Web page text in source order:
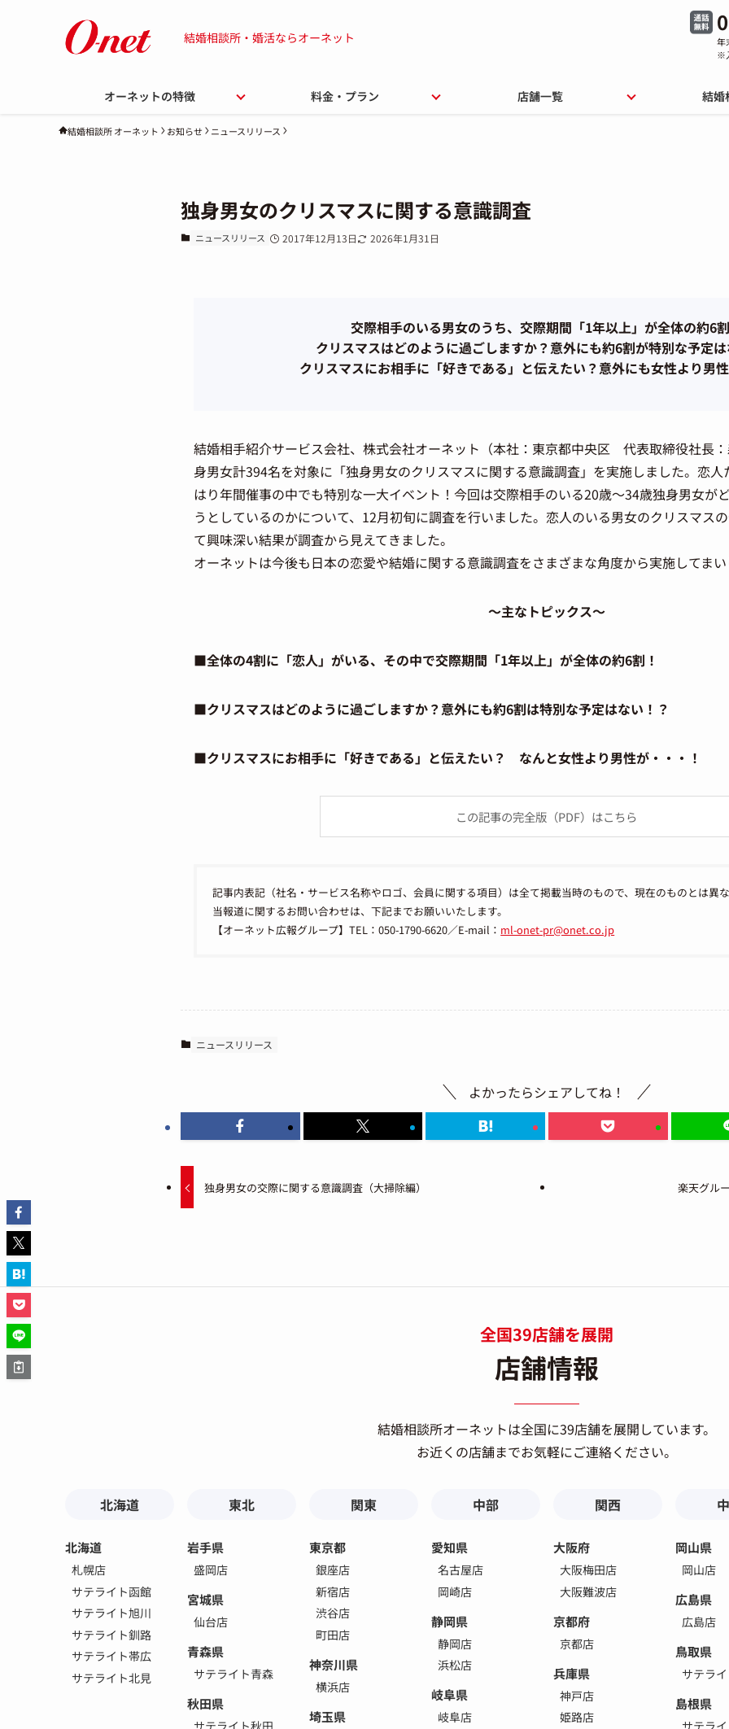
結婚相談所・婚活ならオーネット
年
※
オーネットの特徴 料金・プラン 店舗一覧 結婚
結婚相談所 オーネット お知らせ ニュースリリース
独身男女のクリスマスに関する意識調査
ニュースリリース 2017年12月13日 2026年1月31日
交際相手のいる男女のうち、交際期間「1年以上」が全体の約6割
クリスマスはどのように過ごしますか？意外にも約6割が特別な予定は
クリスマスにお相手に「好きである」と伝えたい？意外にも女性より男
結婚相手紹介サービス会社、株式会社オーネット（本社：東京都中央区 代表取締役社長
身男女計394名を対象に「独身男女のクリスマスに関する意識調査」を実施しました。恋
はり年間催事の中でも特別な一大イベント！今回は交際相手のいる20歳～34歳独身男女が
うとしているのかについて、12月初旬に調査を行いました。恋人のいる男女のクリスマス
て興味深い結果が調査から見えてきました。
オーネットは今後も日本の恋愛や結婚に関する意識調査をさまざまな角度から実施してまい
～主なトピックス～
■全体の4割に「恋人」がいる、その中で交際期間「1年以上」が全体の約6割！
■クリスマスはどのように過ごしますか？意外にも約6割は特別な予定はない！？
■クリスマスにお相手に「好きである」と伝えたい？ なんと女性より男性が・・・！
この記事の完全版（PDF）はこちら
記事内表記（社名・サービス名称やロゴ、会員に関する項目）は全て掲載当時のもので、現在のものとは異な
当報道に関するお問い合わせは、下記までお願いいたします。
【オーネット広報グループ】TEL：050-1790-6620／E-mail： ml-onet-pr@onet.co.jp
ニュースリリース
よかったらシェアしてね！
独身男女の交際に関する意識調査（大掃除編） 楽天グル
全国39店舗を展開
店舗情報
結婚相談所オーネットは全国に39店舗を展開しています。
お近くの店舗までお気軽にご連絡ください。
北海道
北海道
札幌店
サテライト函館
サテライト旭川
サテライト釧路
サテライト帯広
サテライト北見
東北
岩手県
盛岡店
宮城県
仙台店
青森県
サテライト青森
秋田県
関東
東京都
銀座店
新宿店
渋谷店
町田店
神奈川県
横浜店
埼玉県
中部
愛知県
名古屋店
岡崎店
静岡県
静岡店
浜松店
岐阜県
岐阜店
関西
大阪府
大阪梅田店
大阪難波店
京都府
京都店
兵庫県
神戸店
姫路店
岡山県
岡山店
広島県
広島店
鳥取県
サテラ
島根県